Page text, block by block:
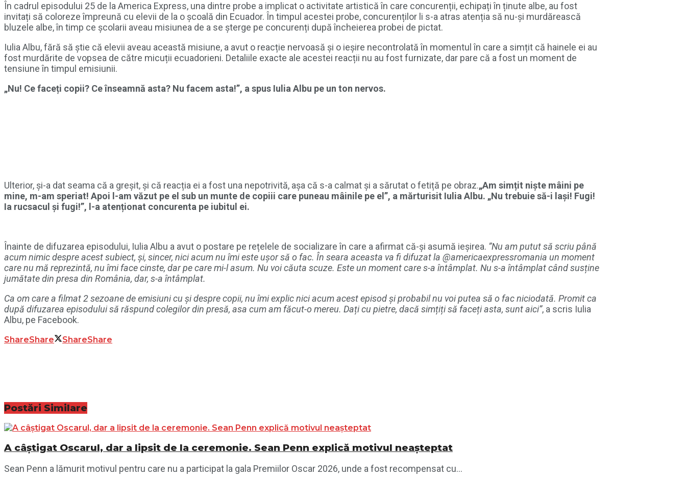
În cadrul episodului 25 de la America Express, una dintre probe a implicat o activitate artistică în care concurenții, echipați în ținute albe, au fost
invitați să coloreze împreună cu elevii de la o școală din Ecuador. În timpul acestei probe, concurenților li s-a atras atenția să nu-și murdărească
bluzele albe, în timp ce școlarii aveau misiunea de a se șterge pe concurenți după încheierea probei de pictat.
Iulia Albu, fără să știe că elevii aveau această misiune, a avut o reacție nervoasă și o ieșire necontrolată în momentul în care a simțit că hainele ei au
fost murdărite de vopsea de către micuții ecuadorieni. Detaliile exacte ale acestei reacții nu au fost furnizate, dar pare că a fost un moment de
tensiune în timpul emisiunii.
„Nu! Ce faceți copii? Ce înseamnă asta? Nu facem asta!”, a spus Iulia Albu pe un ton nervos.
Ulterior, și-a dat seama că a greșit, și că reacția ei a fost una nepotrivită, așa că s-a calmat și a sărutat o fetiță pe obraz.„Am simțit niște mâini pe
mine, m-am speriat! Apoi l-am văzut pe el sub un munte de copiii care puneau mâinile pe el”, a mărturisit Iulia Albu. „Nu trebuie să-i lași! Fugi!
Ia rucsacul și fugi!”, l-a atenționat concurenta pe iubitul ei.
Înainte de difuzarea episodului, Iulia Albu a avut o postare pe rețelele de socializare în care a afirmat că-și asumă ieșirea. ”Nu am putut să scriu până
acum nimic despre acest subiect, și, sincer, nici acum nu îmi este ușor să o fac. În seara aceasta va fi difuzat la @americaexpressromania un moment
care nu mă reprezintă, nu îmi face cinste, dar pe care mi-l asum. Nu voi căuta scuze. Este un moment care s-a întâmplat. Nu s-a întâmplat când susține
jumătate din presa din România, dar, s-a întâmplat.
Ca om care a filmat 2 sezoane de emisiuni cu și despre copii, nu îmi explic nici acum acest episod și probabil nu voi putea să o fac niciodată. Promit ca
după difuzarea episodului să răspund colegilor din presă, asa cum am făcut-o mereu. Dați cu pietre, dacă simțiți să faceți asta, sunt aici”, a scris Iulia
Albu, pe Facebook.
ShareShare ShareShare
Postări Similare
A câștigat Oscarul, dar a lipsit de la ceremonie. Sean Penn explică motivul neașteptat
Sean Penn a lămurit motivul pentru care nu a participat la gala Premiilor Oscar 2026, unde a fost recompensat cu...